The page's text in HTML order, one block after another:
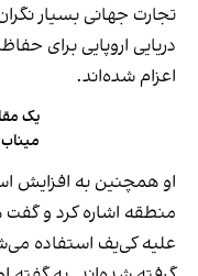
تجارت جهانی بسیار
دریایی اروپایی برای
اعزام شده‌اند.
یک
او همچنین به افزایش
منطقه اشاره کرد و گفت
علیه کی‌یف استفاده